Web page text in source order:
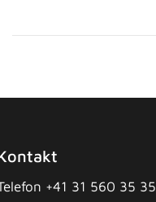
+41 31 560 35 35